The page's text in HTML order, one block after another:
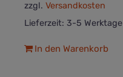
zzgl. Versandkosten
Lieferzeit: 3-5 Werktage
In den Warenkorb